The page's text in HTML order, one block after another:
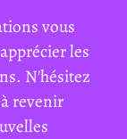
vous
les
N'hésitez
revenir